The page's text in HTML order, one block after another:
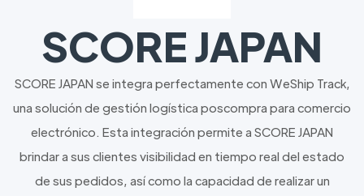
SCORE JAPAN
SCORE JAPAN se integra perfectamente con WeShip Track,
una solución de gestión logística poscompra para comercio
electrónico. Esta integración permite a SCORE JAPAN
brindar a sus clientes visibilidad en tiempo real del estado
de sus pedidos, así como la capacidad de realizar un